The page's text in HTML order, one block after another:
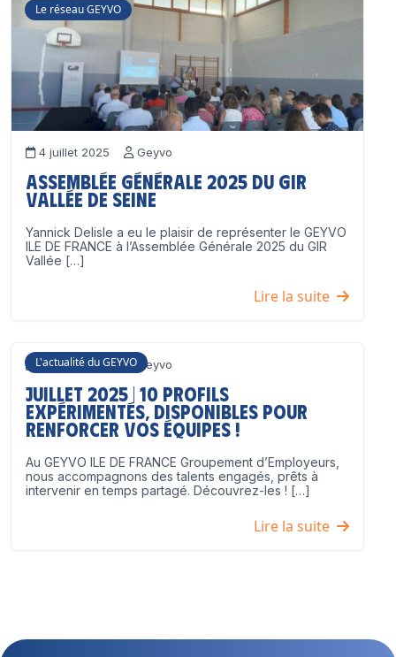
Le réseau GEYVO
4 juillet 2025 Geyvo
Assemblée Générale 2025 du GIR
Vallée de Seine
Yannick Delisle a eu le plaisir de représenter le GEYVO
ILE DE FRANCE à l’Assemblée Générale 2025 du GIR
Vallée […]
Lire la suite
L'actualité du GEYVO
3 juillet 2025 Geyvo
Juillet 2025 | 10 profils
expérimentés, disponibles pour
renforcer vos équipes !
Au GEYVO ILE DE FRANCE Groupement d’Employeurs,
nous accompagnons des talents engagés, prêts à
intervenir en temps partagé. Découvrez-les ! […]
Lire la suite